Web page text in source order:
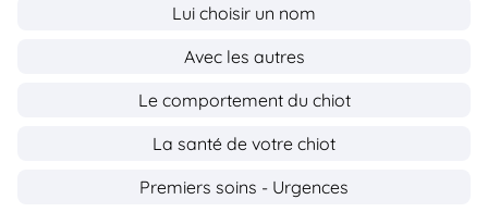
Lui choisir un nom
Avec les autres
Le comportement du chiot
La santé de votre chiot
Premiers soins - Urgences